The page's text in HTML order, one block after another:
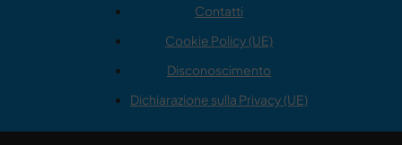
Contatti
Cookie Policy (UE)
Disconoscimento
Dichiarazione sulla Privacy (UE)